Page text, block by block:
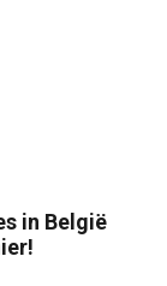
in België